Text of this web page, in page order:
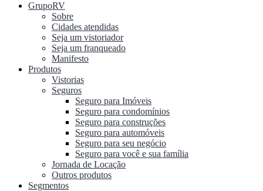
GrupoRV
Sobre
Cidades atendidas
Seja um vistoriador
Seja um franqueado
Manifesto
Produtos
Vistorias
Seguros
Seguro para Imóveis
Seguro para condomínios
Seguro para construções
Seguro para automóveis
Seguro para seu negócio
Seguro para você e sua família
Jornada de Locação
Outros produtos
Segmentos